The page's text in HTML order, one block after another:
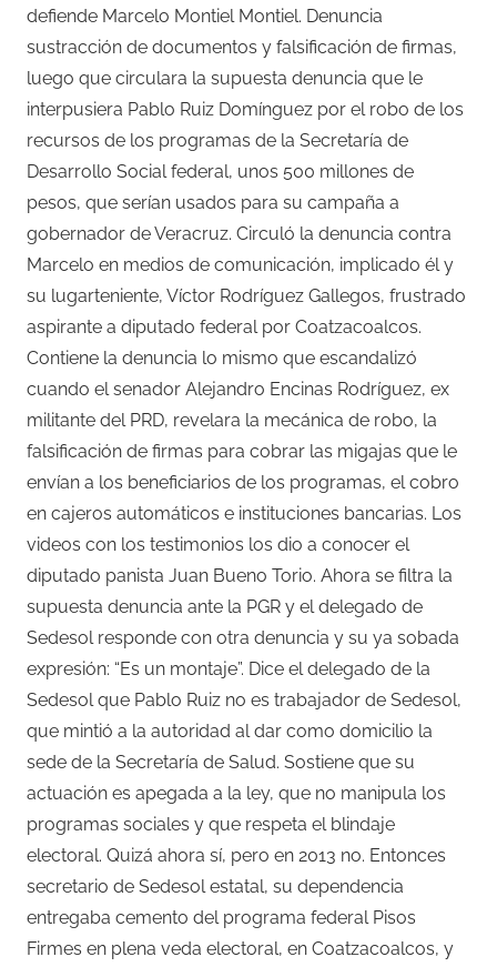
defiende Marcelo Montiel Montiel. Denuncia
sustracción de documentos y falsificación de firmas,
luego que circulara la supuesta denuncia que le
interpusiera Pablo Ruiz Domínguez por el robo de los
recursos de los programas de la Secretaría de
Desarrollo Social federal, unos 500 millones de
pesos, que serían usados para su campaña a
gobernador de Veracruz. Circuló la denuncia contra
Marcelo en medios de comunicación, implicado él y
su lugarteniente, Víctor Rodríguez Gallegos, frustrado
aspirante a diputado federal por Coatzacoalcos.
Contiene la denuncia lo mismo que escandalizó
cuando el senador Alejandro Encinas Rodríguez, ex
militante del PRD, revelara la mecánica de robo, la
falsificación de firmas para cobrar las migajas que le
envían a los beneficiarios de los programas, el cobro
en cajeros automáticos e instituciones bancarias. Los
videos con los testimonios los dio a conocer el
diputado panista Juan Bueno Torio. Ahora se filtra la
supuesta denuncia ante la PGR y el delegado de
Sedesol responde con otra denuncia y su ya sobada
expresión: “Es un montaje”. Dice el delegado de la
Sedesol que Pablo Ruiz no es trabajador de Sedesol,
que mintió a la autoridad al dar como domicilio la
sede de la Secretaría de Salud. Sostiene que su
actuación es apegada a la ley, que no manipula los
programas sociales y que respeta el blindaje
electoral. Quizá ahora sí, pero en 2013 no. Entonces
secretario de Sedesol estatal, su dependencia
entregaba cemento del programa federal Pisos
Firmes en plena veda electoral, en Coatzacoalcos, y